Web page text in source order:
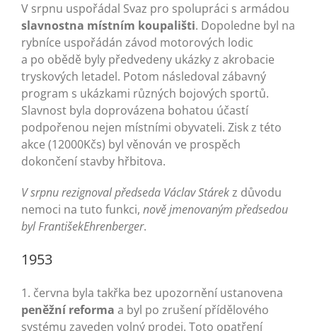
V srpnu uspořádal Svaz pro spolupráci s armádou
slavnostna místním koupališti. Dopoledne byl na
rybníce uspořádán závod motorových lodic
a po obědě byly předvedeny ukázky z akrobacie
tryskových letadel. Potom následoval zábavný
program s ukázkami různých bojových sportů.
Slavnost byla doprovázena bohatou účastí
podpořenou nejen místními obyvateli. Zisk z této
akce (12000Kčs) byl věnován ve prospěch
dokončení stavby hřbitova.
V srpnu rezignoval předseda Václav Stárekz důvodu
nemoci na tuto funkci, nově jmenovaným předsedou
byl FrantišekEhrenberger.
1953
1. června byla takřka bez upozornění ustanovena
peněžní reforma a byl po zrušení přídělového
systému zaveden volný prodej. Toto opatření